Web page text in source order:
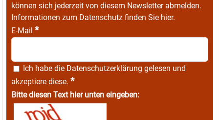
können sich jederzeit von diesem Newsletter abmelden.
Informationen zum Datenschutz finden Sie hier.
E-Mail *
Ich habe die Datenschutzerklärung gelesen und
akzeptiere diese. *
Bitte diesen Text hier unten eingeben: